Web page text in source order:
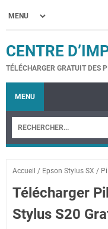
CENTRE
TÉLÉCHARGER GRATUIT DES
MENU
Accueil / Epson Stylus SX /
Télécharger
Stylus S20